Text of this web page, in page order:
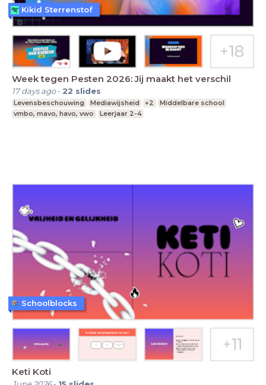
Week tegen Pesten 2026: Jij maakt het verschil
17 days ago- 22 slides
Levensbeschouwing Mediawijsheid +2
Middelbare school
vmbo, mavo, havo, vwo
Leerjaar 2-4
Kikid Sterrenstof
Keti Koti
Schoolblocks